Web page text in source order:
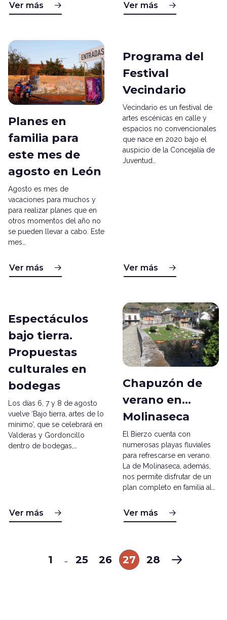
Ver más Ver más
Planes en
familia para
este mes de
agosto en León
Agosto es mes de
vacaciones para muchos y
para realizar planes que en
otros momentos del año no
se pueden llevar a cabo. Este
mes…
Ver más
Programa del
Festival
Vecindario
Vecindario es un festival de
artes escénicas en calle y
espacios no convencionales
que nace en 2020 bajo el
auspicio de la Concejalía de
Juventud…
Ver más
Espectáculos
bajo tierra.
Propuestas
culturales en
bodegas
Los días 6, 7 y 8 de agosto
vuelve ‘Bajo tierra, artes de lo
mínimo’, que se celebrará en
Valderas y Gordoncillo
dentro de bodegas,…
Ver más
Chapuzón de
verano en...
Molinaseca
El Bierzo cuenta con
numerosas playas fluviales
para refrescarse en verano.
La de Molinaseca, además,
nos permite disfrutar de un
plan completo en familia al…
Ver más
1 … 25 26 27 28